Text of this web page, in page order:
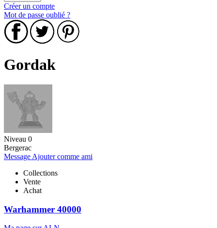
Créer un compte
Mot de passe oublié ?
Gordak
Niveau 0
Bergerac
Message Ajouter comme ami
Collections
Vente
Achat
Warhammer 40000